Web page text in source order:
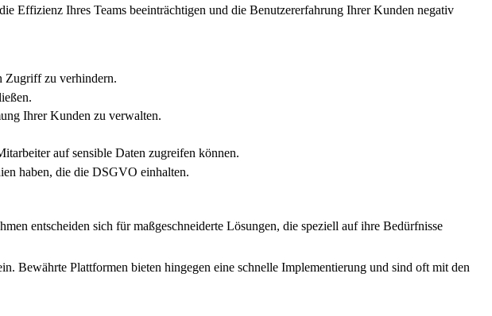
Effizienz Ihres Teams beeinträchtigen und die Benutzererfahrung Ihrer Kunden negativ
Zugriff zu verhindern.
Ihrer Kunden zu verwalten.
auf sensible Daten zugreifen können.
haben, die die DSGVO einhalten.
entscheiden sich für maßgeschneiderte Lösungen, die speziell auf ihre Bedürfnisse
Bewährte Plattformen bieten hingegen eine schnelle Implementierung und sind oft mit den